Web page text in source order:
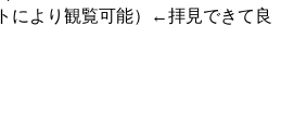
り観覧可能）←拝見できて良